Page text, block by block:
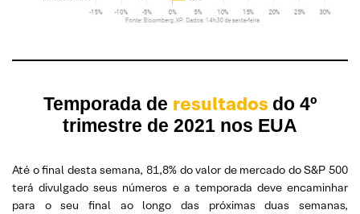
Temporada de resultados do 4º
trimestre de 2021 nos EUA
Até o final desta semana, 81,8% do valor de mercado do S&P 500
terá divulgado seus números e a temporada deve encaminhar
para o seu final ao longo das próximas duas semanas,